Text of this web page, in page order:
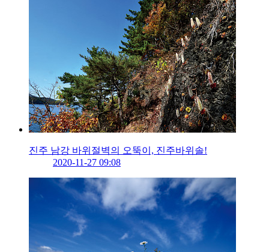
진주 남강 바위절벽의 오뚝이, 진주바위솔!
2020-11-27 09:08